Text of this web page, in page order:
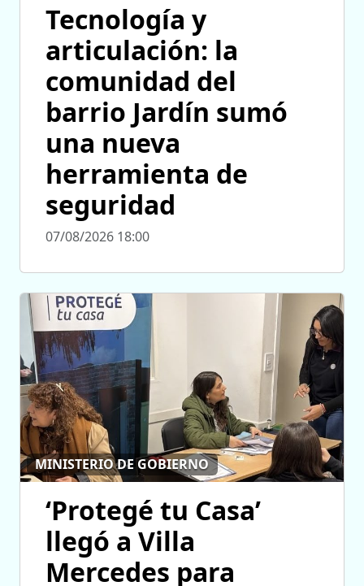
Tecnología y
articulación: la
comunidad del
barrio Jardín sumó
una nueva
herramienta de
seguridad
07/08/2026 18:00
MINISTERIO DE GOBIERNO
‘Protegé tu Casa’
llegó a Villa
Mercedes para